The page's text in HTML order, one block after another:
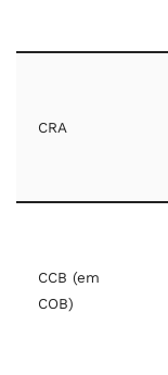
CRA
CCB (em
COB)